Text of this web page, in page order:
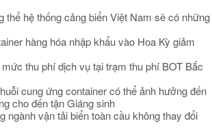
thể hệ thống cảng biển Việt Nam sẽ có những
hàng hóa nhập khẩu vào Hoa Kỳ giảm
thu phí dịch vụ tại trạm thu phí BOT Bắc
cung ứng container có thể ảnh hưởng đến
cho đến tận Giáng sinh
ngành vận tải biển toàn cầu không thay đổi